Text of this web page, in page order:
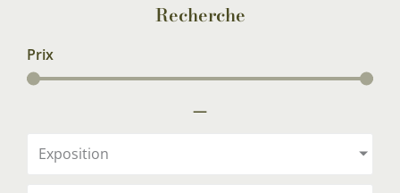
Recherche
Prix
—
Exposition